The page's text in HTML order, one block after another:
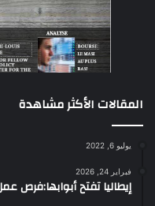
المقالات الأكثر مشاهدة
يوليو 6, 2022
فبراير 24, 2026
إيطاليا تفتح أبوابها:فرص